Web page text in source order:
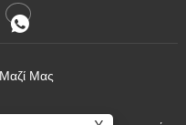
Μας